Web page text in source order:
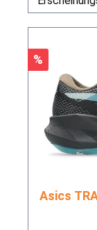
Rabatt
%